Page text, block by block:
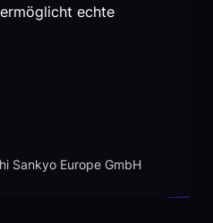
echte
Sankyo Europe GmbH